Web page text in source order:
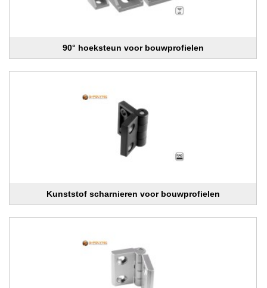
90° hoeksteun voor bouwprofielen
Kunststof scharnieren voor bouwprofielen